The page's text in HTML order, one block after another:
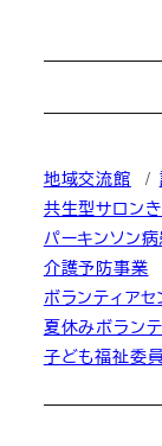
地域交流館
共生型サロン
パーキンソン病
介護予防事業
ボランティアセ
夏休みボラン
子ども福祉委員